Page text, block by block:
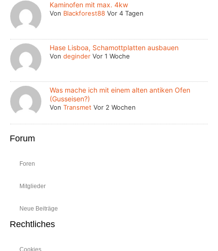
Kaminofen mit max. 4kw
Von Blackforest88 Vor 4 Tagen
Hase Lisboa, Schamottplatten ausbauen
Vondeginder Vor 1 Woche
Was mache ich mit einem alten antiken Ofen
(Gusseisen?)
VonTransmet Vor 2 Wochen
Forum
Foren
Mitglieder
Neue Beiträge
Rechtliches